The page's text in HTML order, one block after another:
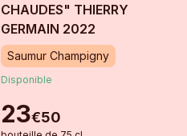
CHAUDES" THIERRY
GERMAIN 2022
Saumur Champigny
Disponible
23€50